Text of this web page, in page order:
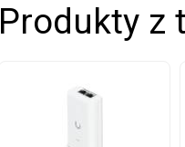
Produkty z